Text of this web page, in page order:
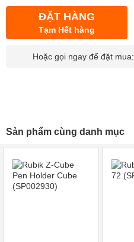
ĐẶT HÀNG
Tạm Hết hàng
Hoặc gọi ngay để đặt mua:
Sản phẩm cùng danh mục